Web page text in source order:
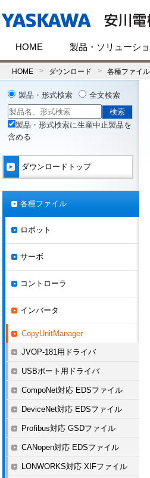
HOME 製品・ソリューシ
HOME ダウンロード 各種ファイル
製品・形式検索 全文検索
製品・形式検索に生産中止製品を
含める
ダウンロードトップ
各種ファイル
ロボット
サーボ
コントローラ
インバータ
CopyUnitManager
JVOP-181用ドライバ
USBポート用ドライバ
CompoNet対応 EDSファイル
DeviceNet対応 EDSファイル
Profibus対応 GSDファイル
CANopen対応 EDSファイル
LONWORKS対応 XIFファイル